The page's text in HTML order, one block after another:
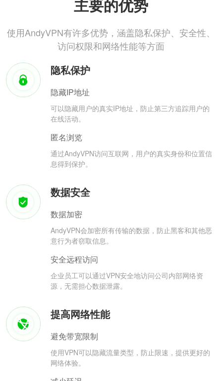
主要的优势
使用AndyVPN有许多优势，涵盖隐私保护、安全性、
访问权限和网络性能等方面
隐私保护
隐藏IP地址
可以隐藏用户的真实IP地址，防止第三方追踪用户的
在线活动。
匿名浏览
通过AndyVPN访问互联网，用户的真实身份和位置信
息得到保护。
数据安全
数据加密
AndyVPN会加密所有传输的数据，防止黑客和其他恶
意行为者窃取信息。
安全远程访问
企业员工可以通过VPN安全地访问公司内部网络资
源，无需担心数据泄露。
提高网络性能
避免带宽限制
使用VPN可以隐藏流量类型，防止限速，提供更好的
网络体验。